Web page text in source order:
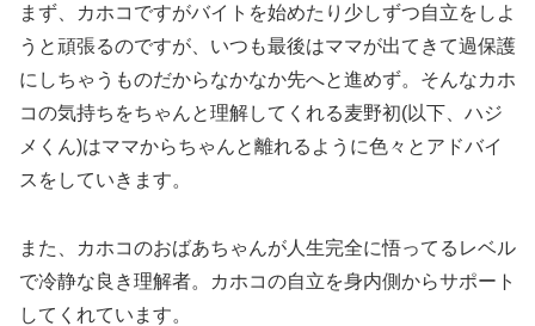
まず、カホコですがバイトを始めたり少しずつ自立をしよ
うと頑張るのですが、いつも最後はママが出てきて過保護
にしちゃうものだからなかなか先へと進めず。そんなカホ
コの気持ちをちゃんと理解してくれる麦野初(以下、ハジ
メくん)はママからちゃんと離れるように色々とアドバイ
スをしていきます。
また、カホコのおばあちゃんが人生完全に悟ってるレベル
で冷静な良き理解者。カホコの自立を身内側からサポート
してくれています。